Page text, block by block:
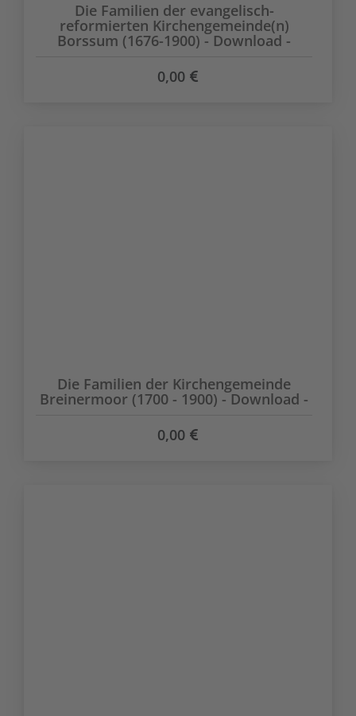
Die Familien der evangelisch-
reformierten Kirchengemeinde(n)
Borssum (1676-1900) - Download -
0,00
Die Familien der Kirchengemeinde
Breinermoor (1700 - 1900) - Download -
0,00